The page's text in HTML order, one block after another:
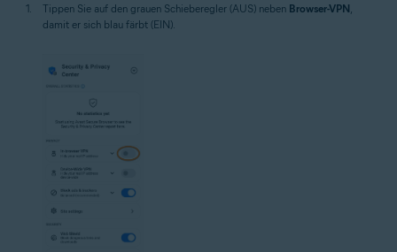
Tippen Sie auf den grauen Schieberegler (AUS) neben Browser-VPN,
damit er sich blau färbt (EIN).